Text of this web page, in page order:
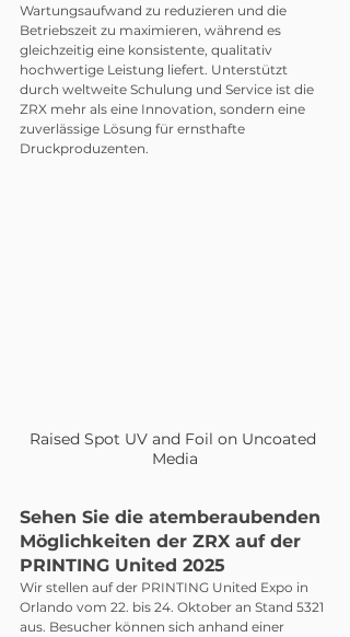
Wartungsaufwand zu reduzieren und die
Betriebszeit zu maximieren, während es
gleichzeitig eine konsistente, qualitativ
hochwertige Leistung liefert. Unterstützt
durch weltweite Schulung und Service ist die
ZRX mehr als eine Innovation, sondern eine
zuverlässige Lösung für ernsthafte
Druckproduzenten.
Raised Spot UV and Foil on Uncoated
Media
Sehen Sie die atemberaubenden
Möglichkeiten der ZRX auf der
PRINTING United 2025
Wir stellen auf der PRINTING United Expo in
Orlando vom 22. bis 24. Oktober an Stand 5321
aus. Besucher können sich anhand einer